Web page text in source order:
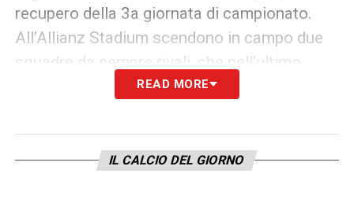
recupero della 3a giornata di campionato.
All’Allianz Stadium scendono in campo due
squadre da sempre rivali, che nell’ultimo
anno si sono anche giocate due trofei: la
ottica scontro diretto,Gennaro Gattusosa
bene come battere i bianconeri.
READ MORE
IL CALCIO DEL GIORNO